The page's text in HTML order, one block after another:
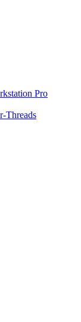
Pro
Threads